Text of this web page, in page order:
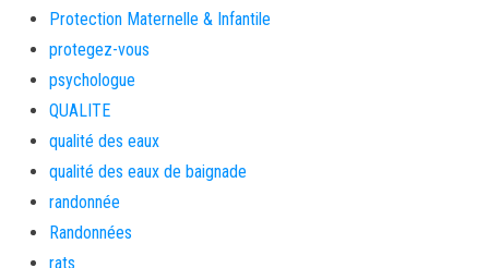
Protection Maternelle & Infantile
protegez-vous
psychologue
QUALITE
qualité des eaux
qualité des eaux de baignade
randonnée
Randonnées
rats